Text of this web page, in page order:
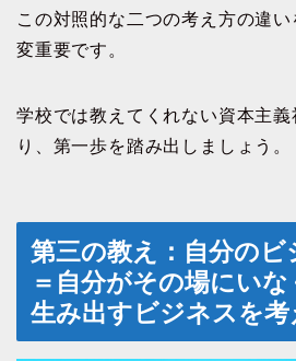
この対照的な二つの考え方の違
変重要です。
学校では教えてくれない資本主
り、第一歩を踏み出しましょう。
第三の教え：自分のビ
＝ 自分がその場にい
生み出すビジネスを考